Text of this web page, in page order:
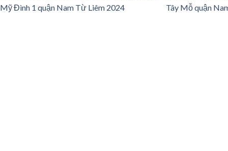
Mỹ Đình 1 quận Nam Từ Liêm 2024
Tây Mỗ quận